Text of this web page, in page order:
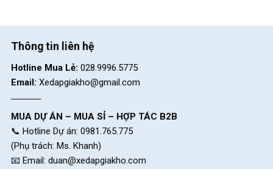
Thông tin liên hệ
Hotline Mua Lẻ: 028.9996.5775
Email: Xedapgiakho@gmail.com
MUA DỰ ÁN – MUA SỈ – HỢP TÁC B2B
📞 Hotline Dự án: 0981.765.775
(Phụ trách: Ms. Khanh)
📧 Email: duan@xedapgiakho.com